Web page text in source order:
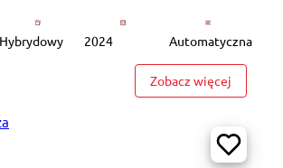
Hybrydowy 2024 Automatyczna
Zobacz więcej